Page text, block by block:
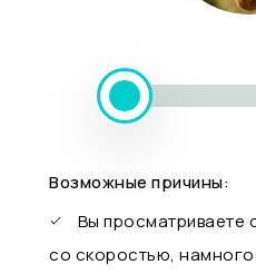
Возможные причины:
Вы просматриваете
со скоростью,